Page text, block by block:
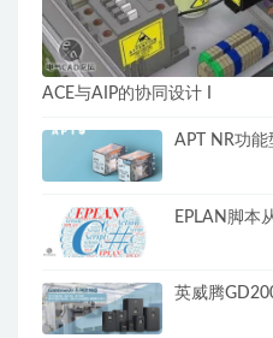
ACE与AIP的协同设计 I
APT NR功能
EPLAN脚本
英威腾